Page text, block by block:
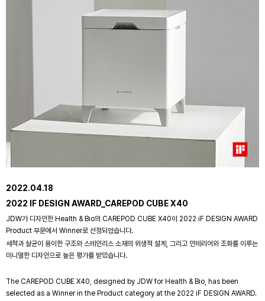
2022.04.18
2022 IF DESIGN AWARD_CAREPOD CUBE X40
JDW가 디자인한 Health & Bio의 CAREPOD CUBE X40이 2022 iF DESIGN AWARD
Product 부문에서 Winner로 선정되었습니다.
세척과 살균이 용이한 구조와 스테인리스 소재의 위생적 설계, 그리고 인테리어와 조화를 이루는
미니멀한 디자인으로 높은 평가를 받았습니다.
The CAREPOD CUBE X40, designed by JDW for Health & Bio, has been
selected as a Winner in the Product category at the 2022 iF DESIGN AWARD.